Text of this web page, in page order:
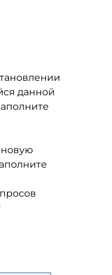
данной
новую